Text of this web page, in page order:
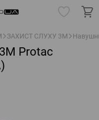
ЗАХИСТ СЛУХУ 3M
Protac